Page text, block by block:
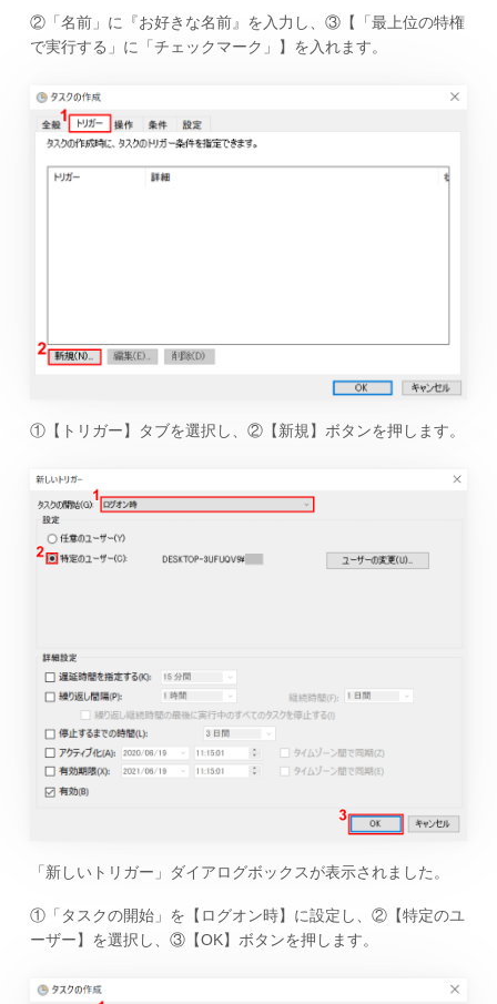
②「名前」に『お好きな名前』を入力し、③【「最上位の特権
で実行する」に「チェックマーク」】を入れます。
①【トリガー】タブを選択し、②【新規】ボタンを押します。
「新しいトリガー」ダイアログボックスが表示されました。
①「タスクの開始」を【ログオン時】に設定し、②【特定のユ
ーザー】を選択し、③【OK】ボタンを押します。